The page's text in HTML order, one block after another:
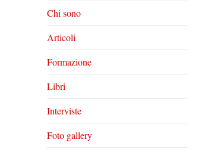
Chi sono
Articoli
Formazione
Libri
Interviste
Foto gallery